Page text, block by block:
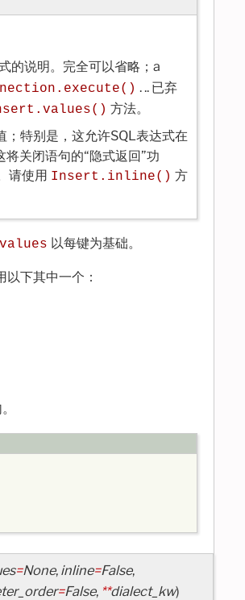
的说明。完全可以省略；a
. .. 已弃
方法。
特别是，这允许SQL表达式在
关闭语句的“隐式返回”功
请使用 Insert.inline() 方
以每键为基础。
下其中一个：
=None, inline=False,
=False, **dialect_kw)